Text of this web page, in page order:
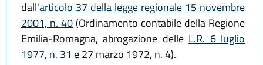
dall'articolo 37 della legge regionale 15 novembre
2001, n. 40 (Ordinamento contabile della Regione
Emilia-Romagna, abrogazione delle L.R. 6 luglio
1977, n. 31 e 27 marzo 1972, n. 4).